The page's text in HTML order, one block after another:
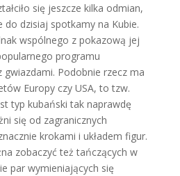
się jeszcze kilka odmian,
do dzisiaj spotkamy na Kubie.
wspólnego z pokazową jej
programu
Podobnie rzecz ma
Europy czy USA, to tzw.
typ kubański tak naprawdę
się od zagranicznych
krokami i układem figur.
zobaczyć też tańczących w
par wymieniających się